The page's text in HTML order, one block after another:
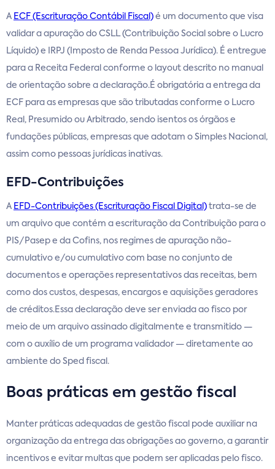
A ECF (Escrituração Contábil Fiscal) é um documento que visa
validar a apuração do CSLL (Contribuição Social sobre o Lucro
Líquido) e IRPJ (Imposto de Renda Pessoa Jurídica). É entregue
para a Receita Federal conforme o layout descrito no manual
de orientação sobre a declaração.É obrigatória a entrega da
ECF para as empresas que são tributadas conforme o Lucro
Real, Presumido ou Arbitrado, sendo isentos os órgãos e
fundações públicas, empresas que adotam o Simples Nacional,
assim como pessoas jurídicas inativas.
EFD-Contribuições
A EFD-Contribuições (Escrituração Fiscal Digital) trata-se de
um arquivo que contém a escrituração da Contribuição para o
PIS/Pasep e da Cofins, nos regimes de apuração não-
cumulativo e/ou cumulativo com base no conjunto de
documentos e operações representativos das receitas, bem
como dos custos, despesas, encargos e aquisições geradores
de créditos.Essa declaração deve ser enviada ao fisco por
meio de um arquivo assinado digitalmente e transmitido —
com o auxílio de um programa validador — diretamente ao
ambiente do Sped fiscal.
Boas práticas em gestão fiscal
Manter práticas adequadas de gestão fiscal pode auxiliar na
organização da entrega das obrigações ao governo, a garantir
incentivos e evitar multas que podem ser aplicadas pelo fisco.